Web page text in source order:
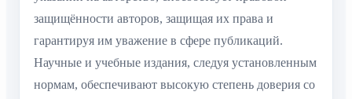
защищённости авторов, защищая их права и
гарантируя им уважение в сфере публикаций.
Научные и учебные издания, следуя установленным
нормам, обеспечивают высокую степень доверия со